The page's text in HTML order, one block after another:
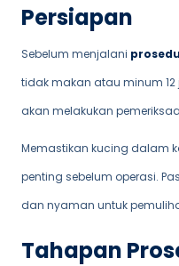
Persiapan
Sebelum menjalani
tidak makan atau minum 12
akan melakukan
Memastikan kucing dalam
penting sebelum operasi.
dan nyaman untuk
Tahapan